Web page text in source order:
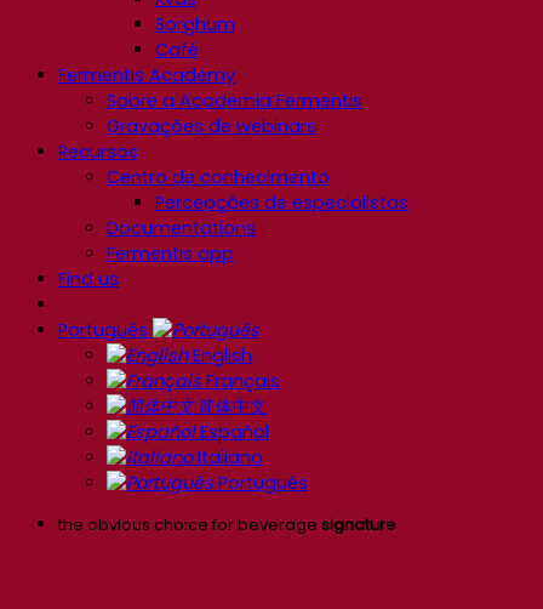
Sorghum
Café
Fermentis Academy
Sobre a Academia Fermentis
Gravações de webinars
Recursos
Centro de conhecimento
Percepções de especialistas
Documentations
Fermentis app
Find us
Português
English
Français
简体中文
Español
Italiano
Português
the obvious choice for beverage signature